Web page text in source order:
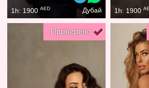
1h: 1900 AED Дубай 1h: 1900
Проверено